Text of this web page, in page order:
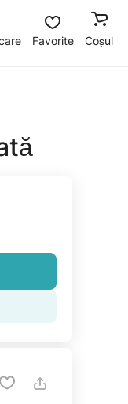
Favorite Coșul